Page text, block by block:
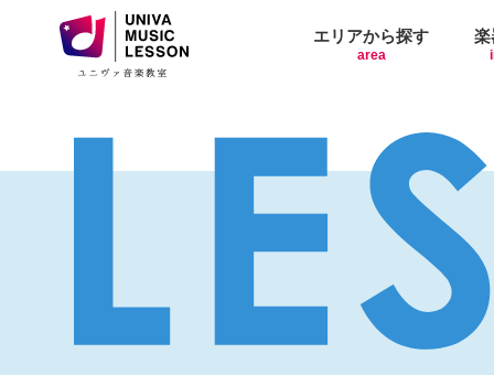
エリアから探す
area
楽